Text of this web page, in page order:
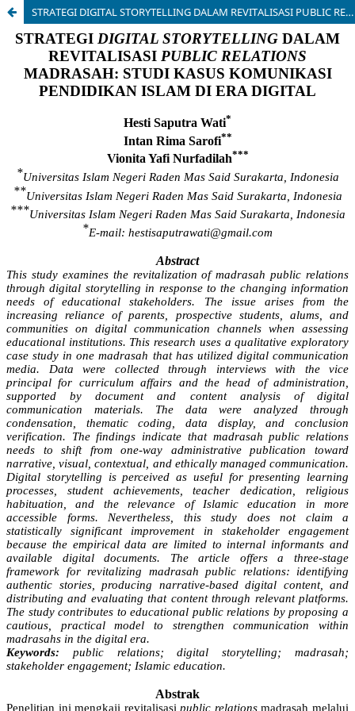
STRATEGI DIGITAL STORYTELLING DALAM REVITALISASI PUBLIC RELATIONS MADRASAH: STUDI KASUS KOMUNIKASI PENDIDIKAN ISLAM DI ERA DIGITAL